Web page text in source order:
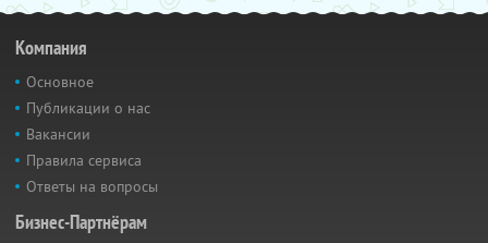
Компания
Основное
Публикации о нас
Вакансии
Правила сервиса
Ответы на вопросы
Бизнес-Партнёрам